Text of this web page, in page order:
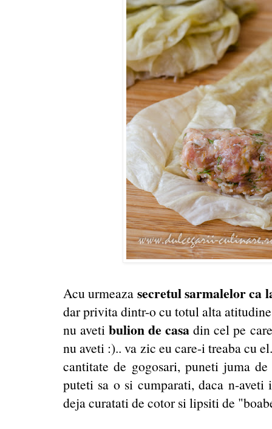
Acu urmeaza secretul sarmalelor ca
dar privita dintr-o cu totul alta
nu avetibulion de casa din cel pe
nu aveti :).. va zic eu care-i treaba cu
cantitate de gogosari, puneti juma
puteti sa o si cumparati, daca n-
deja curatati de cotor si lipsiti de